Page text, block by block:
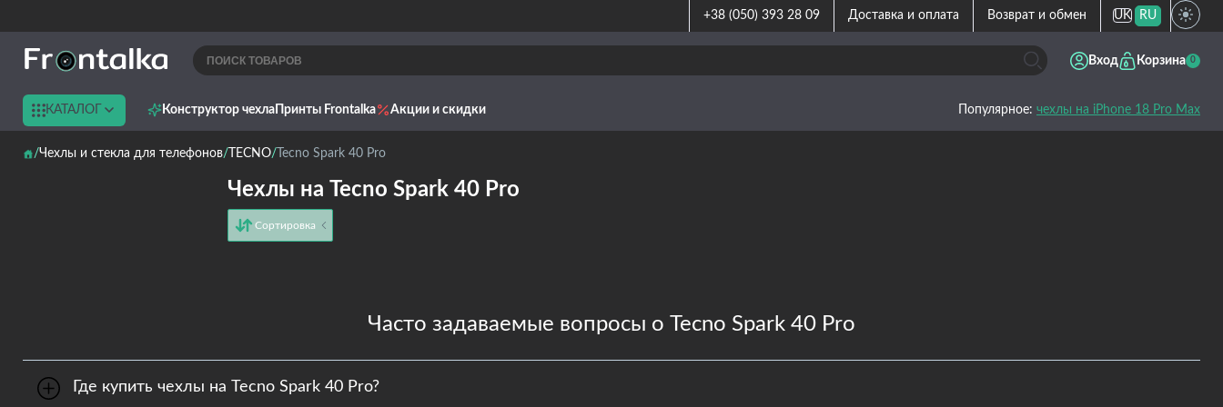
+38 (050) 393 28 09 Доставка и оплата Возврат и обмен UK RU
Вход Корзина 0
КАТАЛОГ Конструктор чехла Принты Frontalka Акции и скидки Популярное: чехлы на iPhone 18 Pro Max
Чехлы и стекла для телефонов TECNO Tecno Spark 40 Pro
Чехлы на Tecno Spark 40 Pro
Сортировка
Часто задаваемые вопросы о Tecno Spark 40 Pro
Где купить чехлы на Tecno Spark 40 Pro?